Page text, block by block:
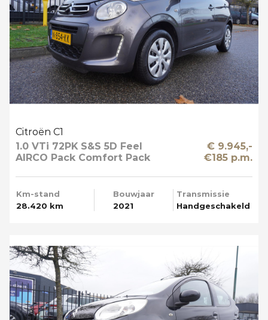
Citroën C1
1.0 VTi 72PK S&S 5D Feel
AIRCO Pack Comfort Pack
€ 9.945,-
€185 p.m.
Km-stand
28.420 km
Bouwjaar
2021
Transmissie
Handgeschakeld